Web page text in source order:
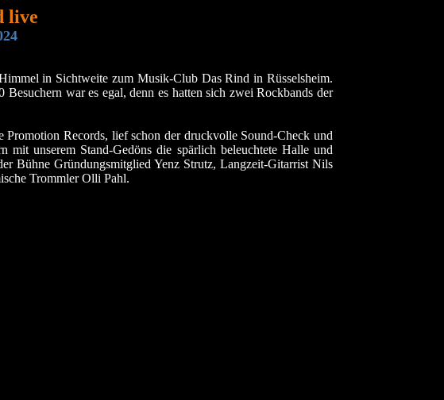
live
in Sichtweite zum Musik-Club Das Rind in Rüsselsheim.
war es egal, denn es hatten sich zwei Rockbands der
Records, lief schon der druckvolle Sound-Check und
unserem Stand-Gedöns die spärlich beleuchtete Halle und
Bühne Gründungsmitglied Yenz Strutz, Langzeit-Gitarrist Nils
Trommler Olli Pahl.